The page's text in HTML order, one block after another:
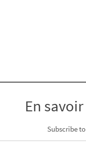
En
Subscribe